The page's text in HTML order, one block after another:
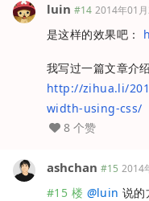
luin #14 2014年01
是这样的效果吧：
我写过一篇文章介
http://zihua.li/
width-using-css/
8 个赞
ashchan #15 2014
#15 楼 @luin 说的